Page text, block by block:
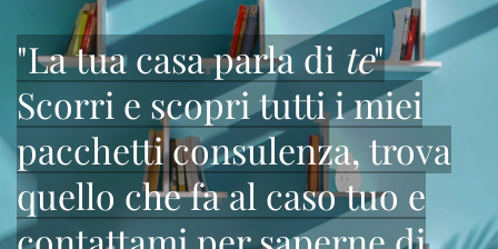
"La tua casa parla di te"
Scorri e scopri tutti i miei
pacchetti consulenza, trova
quello che fa al caso tuo e